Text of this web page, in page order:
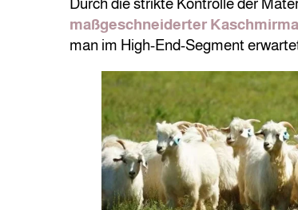
maßgeschneiderter
man im High-End-Segment